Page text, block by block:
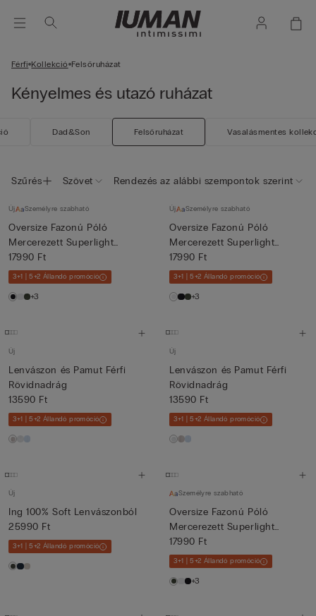
Férfi Kollekció Felsőruházat
Kényelmes és utazó ruházat
Dad&Son Felsőruházat Vasalásmentes
Szűrés Szövet Rendezés az alábbi szempontok szerint
Új Személyre szabható
Oversize Fazonú Póló
Mercerezett Superlight
Pamutb...
17990 Ft
3+1 | 5+2 Állandó promóció
+3
Új Személyre szabható
Oversize Fazonú Póló
Mercerezett Superlight
Pamutb...
17990 Ft
3+1 | 5+2 Állandó promóció
+3
Új
Lenvászon és Pamut Férfi
Rövidnadrág
13590 Ft
3+1 | 5+2 Állandó promóció
Új
Lenvászon és Pamut Férfi
Rövidnadrág
13590 Ft
3+1 | 5+2 Állandó promóció
Új
Ing 100% Soft Lenvászonból
25990 Ft
3+1 | 5+2 Állandó promóció
Személyre szabható
Oversize Fazonú Póló
Mercerezett Superlight
Pamutb...
17990 Ft
3+1 | 5+2 Állandó promóció
+3